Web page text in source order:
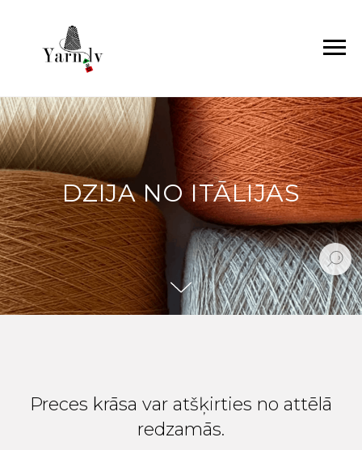
DZIJA NO ITĀLIJAS
Preces krāsa var atšķirties no attēlā
redzamās.